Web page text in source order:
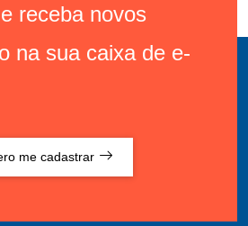
receba novos
na sua caixa de e-
me cadastrar